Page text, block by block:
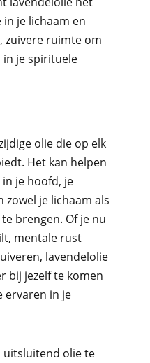
je lichaam en
zuivere ruimte om
in je spirituele
olie die op elk
Het kan helpen
je hoofd, je
je lichaam als
brengen. Of je nu
mentale rust
lavendelolie
bij jezelf te komen
ervaren in je
uitsluitend olie te